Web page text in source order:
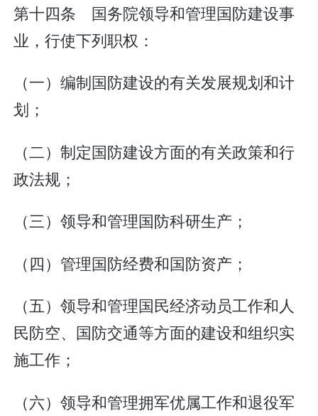
第十四条 国务院领导和管理国防建设事
业，行使下列职权：
（一）编制国防建设的有关发展规划和计
划；
（二）制定国防建设方面的有关政策和行
政法规；
（三）领导和管理国防科研生产；
（四）管理国防经费和国防资产；
（五）领导和管理国民经济动员工作和人
民防空、国防交通等方面的建设和组织实
施工作；
（六）领导和管理拥军优属工作和退役军